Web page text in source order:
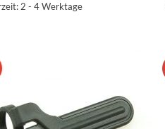
2 - 4 Werktage